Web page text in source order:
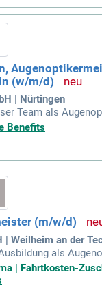
stehen für
uns dreht sich
Nutzen Sie
die
Teams,
– Ihre Karriere
(w/m/d)
| Nürtingen
Team als
umfassen den
diverse
Benefits
(m/w/d)
| Weilheim an der
als
am Verkauf,
| Fahrtkosten-